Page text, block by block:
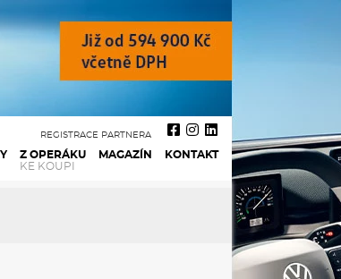
Z OPERÁKU
KE KOUPI
MAGAZÍN KONTAKT
REGISTRACE PARTNERA